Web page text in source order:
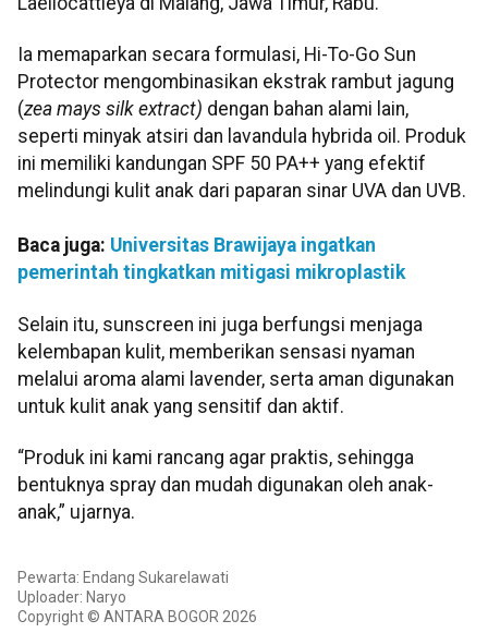
Ia memaparkan secara formulasi, Hi-To-Go Sun
Protector mengombinasikan ekstrak rambut jagung
(zea mays silk extract) dengan bahan alami lain,
seperti minyak atsiri dan lavandula hybrida oil. Produk
ini memiliki kandungan SPF 50 PA++ yang efektif
melindungi kulit anak dari paparan sinar UVA dan UVB.
Baca juga: Universitas Brawijaya ingatkan
pemerintah tingkatkan mitigasi mikroplastik
Selain itu, sunscreen ini juga berfungsi menjaga
kelembapan kulit, memberikan sensasi nyaman
melalui aroma alami lavender, serta aman digunakan
untuk kulit anak yang sensitif dan aktif.
“Produk ini kami rancang agar praktis, sehingga
bentuknya spray dan mudah digunakan oleh anak-
anak,” ujarnya.
Pewarta: Endang Sukarelawati
Uploader: Naryo
Copyright © ANTARA BOGOR 2026